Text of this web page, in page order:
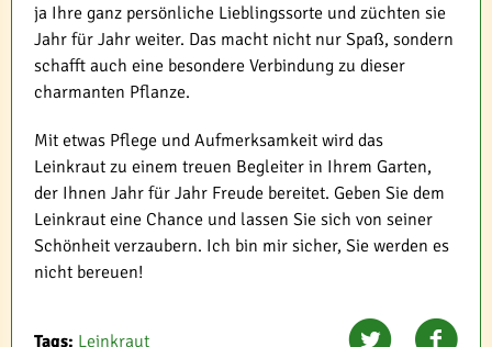
ja Ihre ganz persönliche Lieblingssorte und züchten sie
Jahr für Jahr weiter. Das macht nicht nur Spaß, sondern
schafft auch eine besondere Verbindung zu dieser
charmanten Pflanze.
Mit etwas Pflege und Aufmerksamkeit wird das
Leinkraut zu einem treuen Begleiter in Ihrem Garten,
der Ihnen Jahr für Jahr Freude bereitet. Geben Sie dem
Leinkraut eine Chance und lassen Sie sich von seiner
Schönheit verzaubern. Ich bin mir sicher, Sie werden es
nicht bereuen!
Tags: Leinkraut